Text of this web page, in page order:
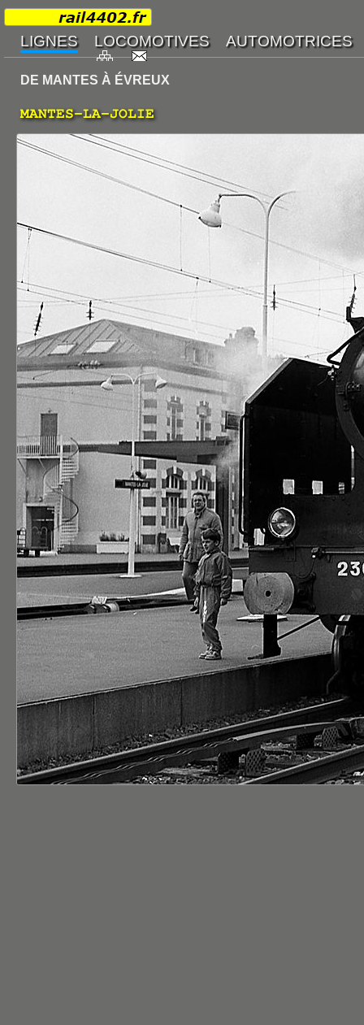
DE MANTES À ÉVREUX
MANTES-LA-JOLIE